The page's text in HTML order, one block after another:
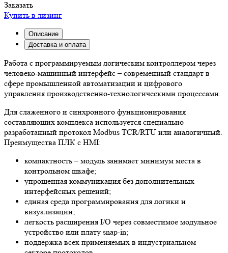
Заказать
Купить в лизинг
Описание
Доставка и оплата
Работа с программируемым логическим контроллером через
человеко-машинный интерфейс – современный стандарт в
сфере промышленной автоматизации и цифрового
управления производственно-технологическими процессами.
Для слаженного и синхронного функционирования
составляющих комплекса используется специально
разработанный протокол Modbus TCR/RTU или аналогичный.
Преимущества ПЛК с HMI:
компактность – модуль занимает минимум места в
контрольном шкафе;
упрощенная коммуникация без дополнительных
интерфейсных решений;
единая среда программирования для логики и
визуализации;
легкость расширения I/O через совместимое модульное
устройство или плату snap-in;
поддержка всех применяемых в индустриальном